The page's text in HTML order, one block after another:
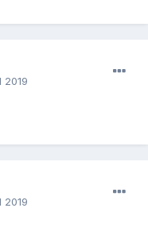
2019
2019